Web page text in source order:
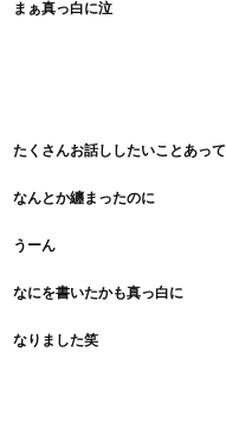
まぁ真っ白に泣
たくさんお話ししたいことあって
なんとか纏まったのに
うーん
なにを書いたかも真っ白に
なりました笑